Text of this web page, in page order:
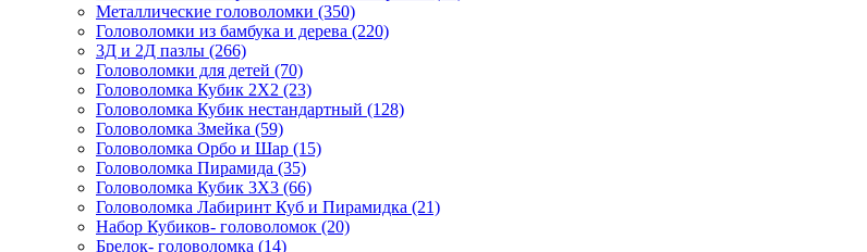
Металлические головоломки (350)
Головоломки из бамбука и дерева (220)
3Д и 2Д пазлы (266)
Головоломки для детей (70)
Головоломка Кубик 2Х2 (23)
Головоломка Кубик нестандартный (128)
Головоломка Змейка (59)
Головоломка Орбо и Шар (15)
Головоломка Пирамида (35)
Головоломка Кубик 3Х3 (66)
Головоломка Лабиринт Куб и Пирамидка (21)
Набор Кубиков- головоломок (20)
Брелок- головоломка (14)